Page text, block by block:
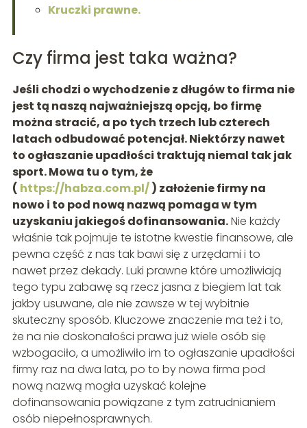
Kruczki prawne.
Czy firma jest taka ważna?
Jeśli chodzi o wychodzenie z długów to firma nie
jest tą naszą najważniejszą opcją, bo firmę
można stracić, a po tych trzech lub czterech
latach odbudować potencjał. Niektórzy nawet
to ogłaszanie upadłości traktują niemal tak jak
sport. Mowa tu o tym, że
( https://habza.com.pl/) założenie firmy na
nowo i to pod nową nazwą pomaga w tym
uzyskaniu jakiegoś dofinansowania.Nie każdy
właśnie tak pojmuje te istotne kwestie finansowe, ale
pewna część z nas tak bawi się z urzędami i to
nawet przez dekady. Luki prawne które umożliwiają
tego typu zabawę są rzecz jasna z biegiem lat tak
jakby usuwane, ale nie zawsze w tej wybitnie
skuteczny sposób. Kluczowe znaczenie ma też i to,
że na nie doskonałości prawa już wiele osób się
wzbogaciło, a umożliwiło im to ogłaszanie upadłości
firmy raz na dwa lata, po to by nowa firma pod
nową nazwą mogła uzyskać kolejne
dofinansowania powiązane z tym zatrudnianiem
osób niepełnosprawnych.